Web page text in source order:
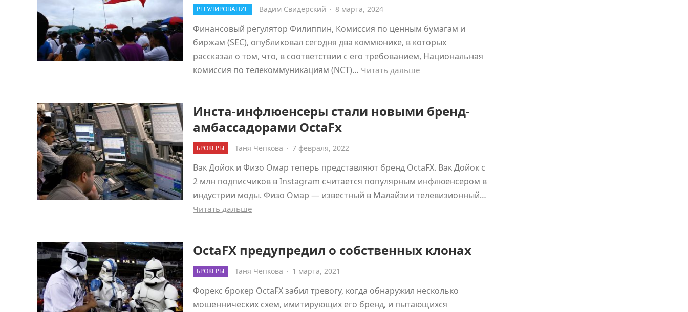
РЕГУЛИРОВАНИЕ Вадим Свидерский · 8 марта, 2024
Финансовый регулятор Филиппин, Комиссия по ценным бумагам и
биржам (SEC), опубликовал сегодня два коммюнике, в которых
рассказал о том, что, в соответствии с его требованием, Национальная
комиссия по телекоммуникациям (NCT)… Читать дальше
Инста-инфлюенсеры стали новыми бренд-
амбассадорами OctaFx
БРОКЕРЫ Таня Чепкова · 7 февраля, 2022
Вак Дойок и Физо Омар теперь представляют бренд OctaFX. Вак Дойок с
2 млн подписчиков в Instagram считается популярным инфлюенсером в
индустрии моды. Физо Омар — известный в Малайзии телевизионный…
Читать дальше
OctaFX предупредил о собственных клонах
БРОКЕРЫ Таня Чепкова · 1 марта, 2021
Форекс брокер OctaFX забил тревогу, когда обнаружил несколько
мошеннических схем, имитирующих его бренд, и пытающихся